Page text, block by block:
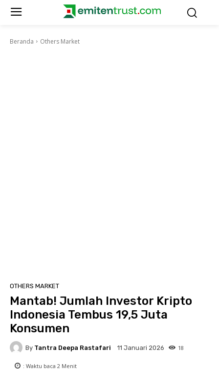
Beranda Others Market
OTHERS MARKET
Mantab! Jumlah Investor Kripto
Indonesia Tembus 19,5 Juta
Konsumen
By Tantra Deepa Rastafari 11 Januari 2026 18
: Waktu baca 2 Menit